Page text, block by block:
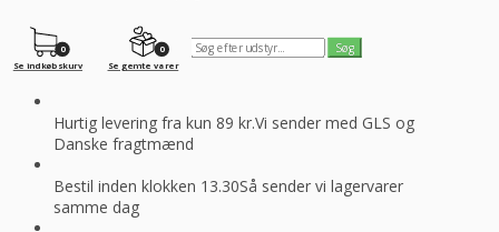
0
Se gemte varer
0
Se indkøbskurv
Hurtig levering fra kun 89 kr.Vi sender med GLS og
Danske fragtmænd
Bestil inden klokken 13.30Så sender vi lagervarer
samme dag